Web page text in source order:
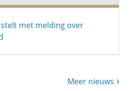
met melding over
Meer nieuws